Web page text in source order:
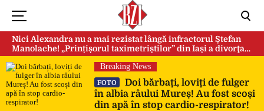
Nici Alexandra nu a mai rezistat lângă infractorul Ștefan
Manolache! „Prințișorul taximetriștilor” din Iași a divorţat
după doi ani de căsnicie
Breaking News
FOTO
Doi bărbați, loviți de fulger
în albia râului Mureș! Au fost scoși
din apă în stop cardio-respirator!